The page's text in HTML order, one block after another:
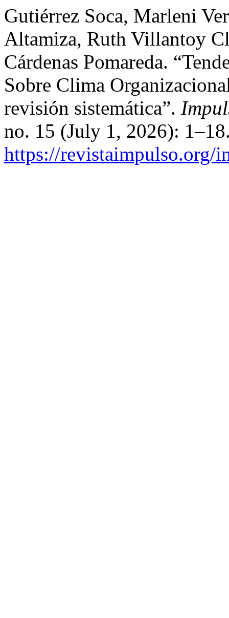
Gutiérrez Soca, Marleni
Altamiza, Ruth Villantoy
Cárdenas Pomareda.
Sobre Clima
revisión sistemática”.
no. 15 (July 1, 2026):
https://revistaimpulso.org/